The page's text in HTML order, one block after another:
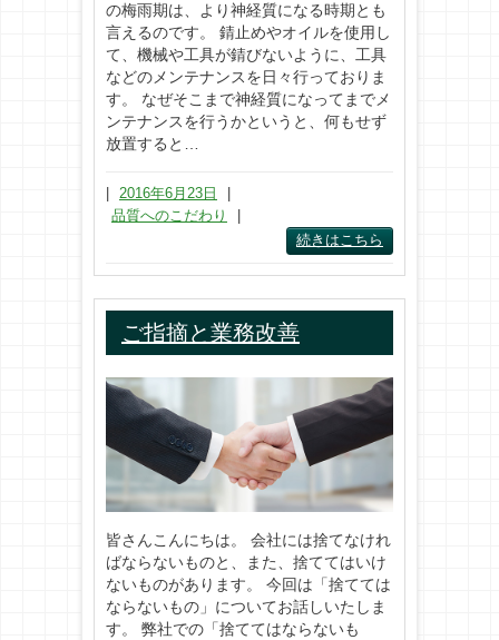
の梅雨期は、より神経質になる時期とも
言えるのです。 錆止めやオイルを使用し
て、機械や工具が錆びないように、工具
などのメンテナンスを日々行っておりま
す。 なぜそこまで神経質になってまでメ
ンテナンスを行うかというと、何もせず
放置すると…
2016年6月23日
品質へのこだわり
続きはこちら
ご指摘と業務改善
皆さんこんにちは。 会社には捨てなけれ
ばならないものと、また、捨ててはいけ
ないものがあります。 今回は「捨てては
ならないもの」についてお話しいたしま
す。 弊社での「捨ててはならないも